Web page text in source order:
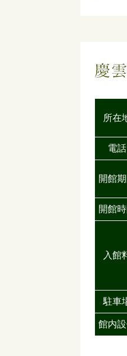
所在
電話
開館
開館
入館
駐車
館内